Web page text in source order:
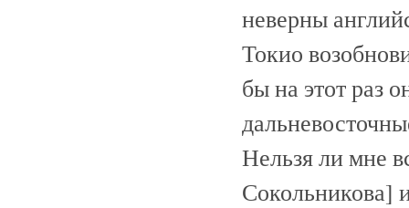
неверны
Токио
бы на этот раз
Нельзя ли мне
Сокольникова]